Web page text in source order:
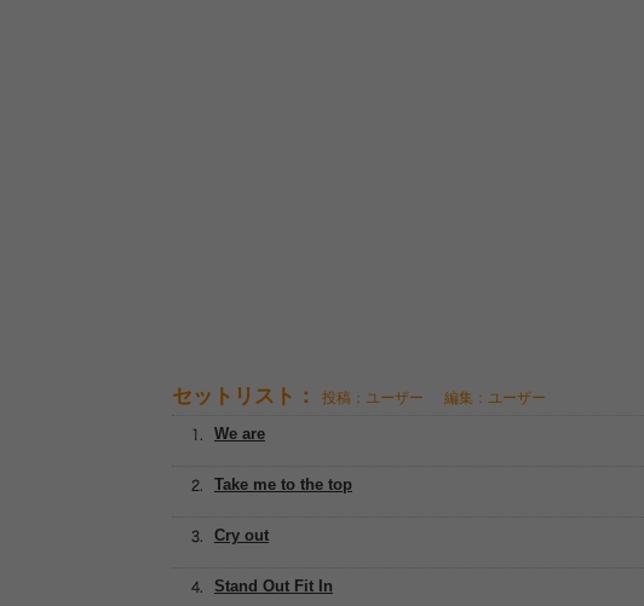
セットリスト： 投稿：ユーザー 編集：ユーザー
Stand Out Fit In
Cry out
Take me to the top
We are